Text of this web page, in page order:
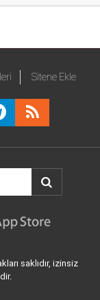
Sitene Ekle
saklıdır, izinsiz